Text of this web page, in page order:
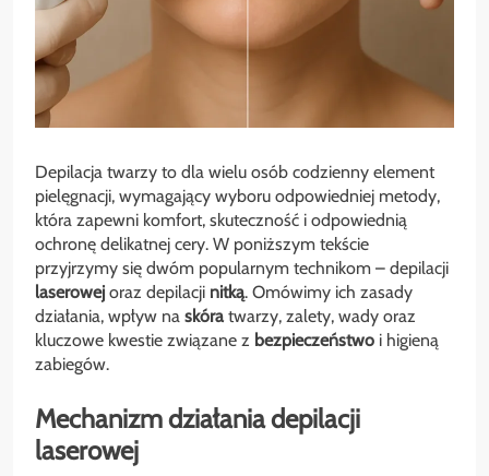
Depilacja twarzy to dla wielu osób codzienny element
pielęgnacji, wymagający wyboru odpowiedniej metody,
która zapewni komfort, skuteczność i odpowiednią
ochronę delikatnej cery. W poniższym tekście
przyjrzymy się dwóm popularnym technikom – depilacji
laserowej oraz depilacji nitką. Omówimy ich zasady
działania, wpływ na skóratwarzy, zalety, wady oraz
kluczowe kwestie związane z bezpieczeństwo i higieną
zabiegów.
Mechanizm działania depilacji
laserowej